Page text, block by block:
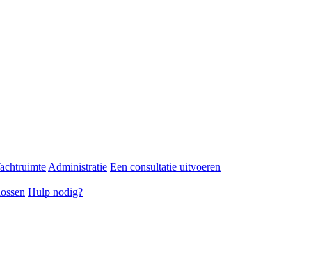
Administratie Een consultatie uitvoeren
Hulp nodig?